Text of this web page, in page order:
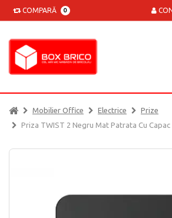
COMPARĂ 0
Mobilier Office Electrice
Prize
Priza TWIST 2 Negru Mat Patrata Cu